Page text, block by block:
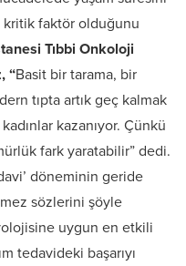
kritik faktör olduğunu
Tıbbi Onkoloji
“Basit bir tarama, bir
tıpta artık geç kalmak
kazanıyor. Çünkü
fark yaratabilir” dedi.
döneminin geride
sözlerini şöyle
uygun en etkili
tedavideki başarıyı